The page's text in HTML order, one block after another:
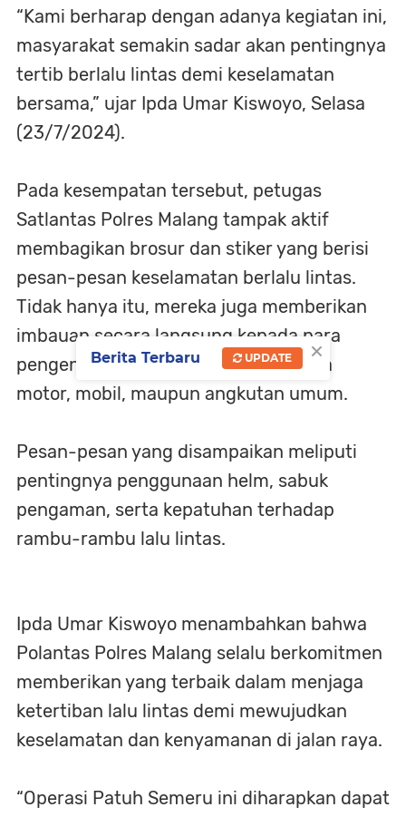
“Kami berharap dengan adanya kegiatan ini,
masyarakat semakin sadar akan pentingnya
tertib berlalu lintas demi keselamatan
bersama,” ujar Ipda Umar Kiswoyo, Selasa
(23/7/2024).
Pada kesempatan tersebut, petugas
Satlantas Polres Malang tampak aktif
membagikan brosur dan stiker yang berisi
pesan-pesan keselamatan berlalu lintas.
Tidak hanya itu, mereka juga memberikan
imbauan secara langsung kepada para
pengendara, baik pengendara sepeda
motor, mobil, maupun angkutan umum.
Pesan-pesan yang disampaikan meliputi
pentingnya penggunaan helm, sabuk
pengaman, serta kepatuhan terhadap
rambu-rambu lalu lintas.
Ipda Umar Kiswoyo menambahkan bahwa
Polantas Polres Malang selalu berkomitmen
memberikan yang terbaik dalam menjaga
ketertiban lalu lintas demi mewujudkan
keselamatan dan kenyamanan di jalan raya.
“Operasi Patuh Semeru ini diharapkan dapat
×
Berita Terbaru UPDATE